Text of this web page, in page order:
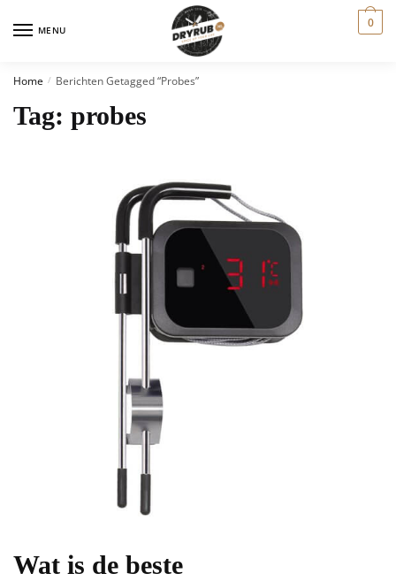
MENU 0
Home / Berichten Getagged “probes”
Tag: probes
Wat is de beste